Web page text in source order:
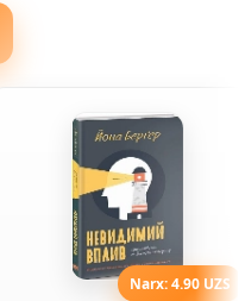
Narx: 4.90 UZS